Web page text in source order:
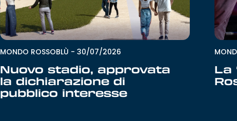
MONDO ROSSOBLÙ - 30/07/2026
Nuovo stadio, approvata
la dichiarazione di
pubblico interesse
La